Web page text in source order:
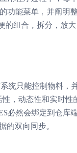
能菜单，并阐明
的组合，拆分，放
统只能控制物料，
，动态性和实时性
必然会绑定到仓库
的双向同步。